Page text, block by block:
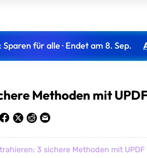
: Sparen für alle · Endet am 8. Sep.
Methoden mit
3 sichere Methoden mit UPDF